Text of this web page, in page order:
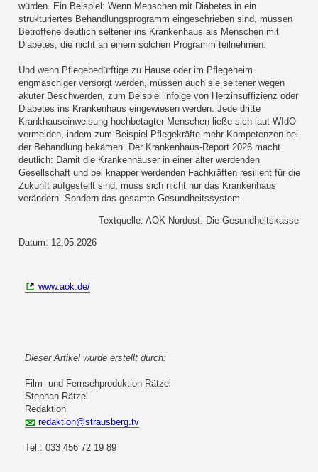
würden. Ein Beispiel: Wenn Menschen mit Diabetes in ein
strukturiertes Behandlungsprogramm eingeschrieben sind, müssen
Betroffene deutlich seltener ins Krankenhaus als Menschen mit
Diabetes, die nicht an einem solchen Programm teilnehmen.
Und wenn Pflegebedürftige zu Hause oder im Pflegeheim
engmaschiger versorgt werden, müssen auch sie seltener wegen
akuter Beschwerden, zum Beispiel infolge von Herzinsuffizienz oder
Diabetes ins Krankenhaus eingewiesen werden. Jede dritte
Krankhauseinweisung hochbetagter Menschen ließe sich laut WIdO
vermeiden, indem zum Beispiel Pflegekräfte mehr Kompetenzen bei
der Behandlung bekämen. Der Krankenhaus-Report 2026 macht
deutlich: Damit die Krankenhäuser in einer älter werdenden
Gesellschaft und bei knapper werdenden Fachkräften resilient für die
Zukunft aufgestellt sind, muss sich nicht nur das Krankenhaus
verändern. Sondern das gesamte Gesundheitssystem.
Textquelle: AOK Nordost. Die Gesundheitskasse
Datum: 12.05.2026
www.aok.de/
Dieser Artikel wurde erstellt durch:
Film- und Fernsehproduktion Rätzel
Stephan Rätzel
Redaktion
redaktion@strausberg.tv
Tel.: 033 456 72 19 89